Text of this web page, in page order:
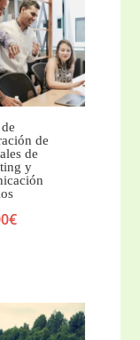
de
de
y
€